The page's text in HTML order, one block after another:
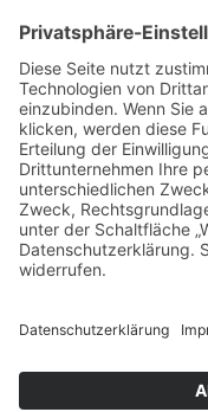
57072 Siegen
Telefon: 0271 /
70 80
E-Mail:
info@axotherm.de